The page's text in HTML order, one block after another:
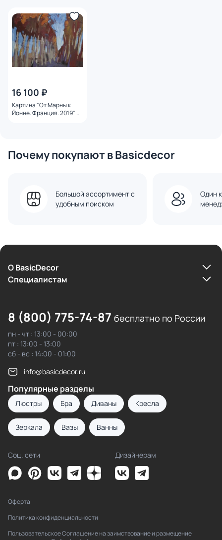
16 100 ₽
Картина "От Марны к
Йонне. Франция. 2019"
Почему покупают в Basicdecor
Большой ассортимент с
удобным поиском
Один
О BasicDecor
Cпециалистам
8 (800) 775-74-87 бесплатно по России
пн - чт : 13:00 - 00:00
пт : 13:00 - 13:00
сб - вс : 14:00 - 01:00
info@basicdecor.ru
Популярные разделы
Люстры Бра Диваны Кресла
Зеркала Вазы Ванны
Соц. сети Дизайнерам
Оферта
Политика конфиденциальности
Пользовательское Соглашение на заимствование и размещение